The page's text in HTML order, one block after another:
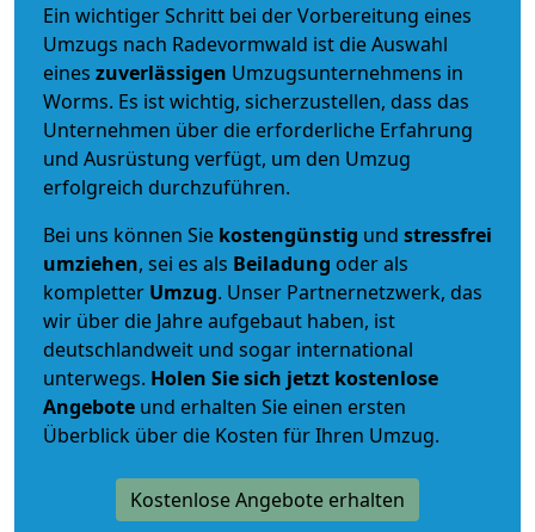
Ein wichtiger Schritt bei der Vorbereitung eines
Umzugs nach Radevormwald ist die Auswahl
eines zuverlässigen Umzugsunternehmens in
Worms. Es ist wichtig, sicherzustellen, dass das
Unternehmen über die erforderliche Erfahrung
und Ausrüstung verfügt, um den Umzug
erfolgreich durchzuführen.
Bei uns können Sie kostengünstig und stressfrei
umziehen, sei es als Beiladung oder als
kompletter Umzug. Unser Partnernetzwerk, das
wir über die Jahre aufgebaut haben, ist
deutschlandweit und sogar international
unterwegs. Holen Sie sich jetzt kostenlose
Angebote und erhalten Sie einen ersten
Überblick über die Kosten für Ihren Umzug.
Kostenlose Angebote erhalten